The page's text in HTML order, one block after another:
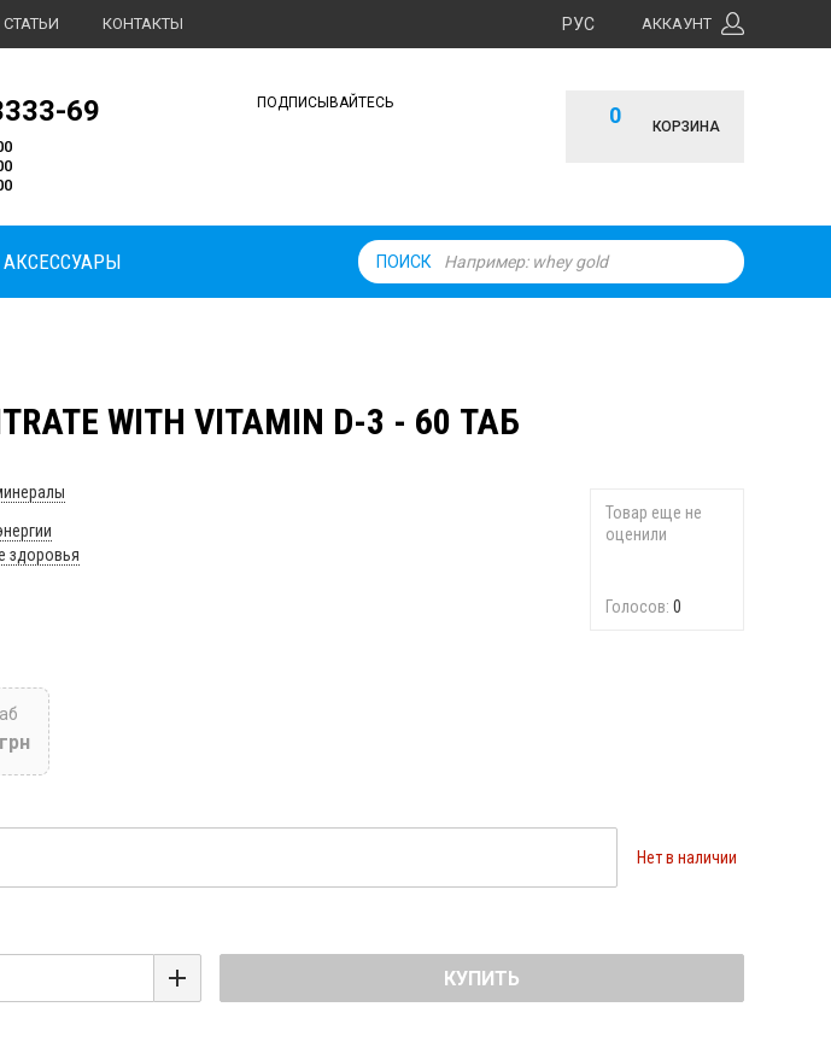
СТАТЬИ КОНТАКТЫ АККАУНТ
РУС
69 0 КОРЗИНА
ПОДПИСЫВАЙТЕСЬ
ПОИСК
АКСЕССУАРЫ
WITH VITAMIN D-3 - 60 ТАБ
Товар еще не
оценили
Голосов: 0
здоровья
Нет в наличии
КУПИТЬ